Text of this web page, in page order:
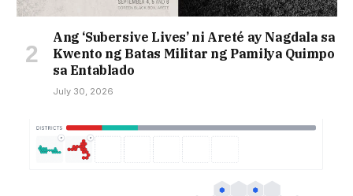
Ang ‘Subersive Lives’ ni Areté ay Nagdala sa
Kwento ng Batas Militar ng Pamilya Quimpo
sa Entablado
July 30, 2026